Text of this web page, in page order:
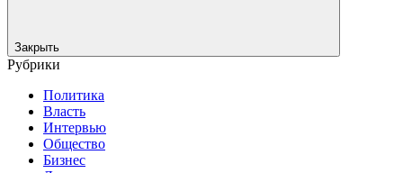
Закрыть
Рубрики
Политика
Власть
Интервью
Общество
Бизнес